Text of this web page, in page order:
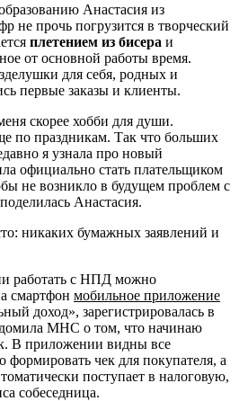
Анастасия из
не прочь погрузится в творческий
плетением из бисера и
от основной работы время.
для себя, родных и
первые заказы и клиенты.
скорее хобби для души.
по праздникам. Так что больших
я узнала про новый
официально стать плательщиком
не возникло в будущем проблем с
Анастасия.
никаких бумажных заявлений и
работать с НПД можно
смартфон мобильное приложение
доход», зарегистрировалась в
МНС о том, что начинаю
В приложении видны все
чек для покупателя, а
поступает в налоговую,
собеседница.